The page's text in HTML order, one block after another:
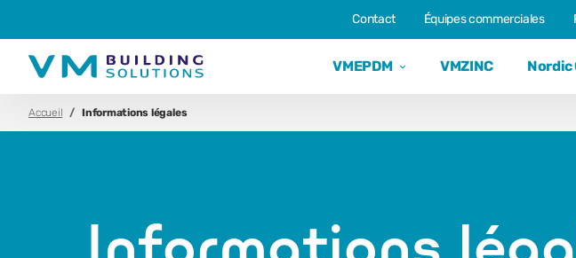
VMEPDM VMZINC Nordic
Contact Équipes commerciales
Accueil Informations légales